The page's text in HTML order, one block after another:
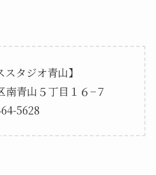
スタジオ青山】
青山５丁目１６−７
5628